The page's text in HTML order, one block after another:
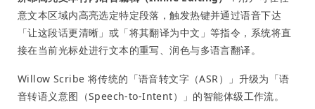
意文本区域内高亮选定特定段落，触发热键并通过语音下达
「让这段话更清晰」或「将其翻译为中文」等指令，系统将直
接在当前光标处进行文本的重写、润色与多语言翻译。
Willow Scribe 将传统的「语音转文字（ASR）」升级为「语
音转语义意图（Speech-to-Intent）」的智能体级工作流。